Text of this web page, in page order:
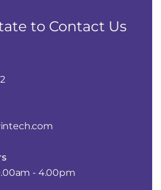
to Contact Us
- 4.00pm